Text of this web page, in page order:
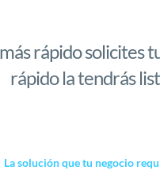
rápido solicites
rápido la tendrás
La solución que tu negocio